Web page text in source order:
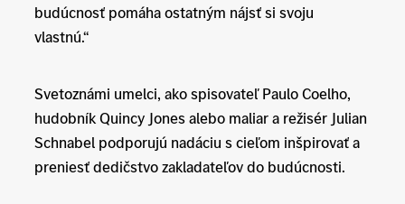
budúcnosť pomáha ostatným nájsť si svoju
vlastnú.“
Svetoznámi umelci, ako spisovateľ Paulo Coelho,
hudobník Quincy Jones alebo maliar a režisér Julian
Schnabel podporujú nadáciu s cieľom inšpirovať a
preniesť dedičstvo zakladateľov do budúcnosti.